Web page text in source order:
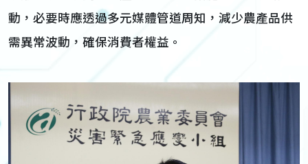
動，必要時應透過多元媒體管道周知，減少農產品供
需異常波動，確保消費者權益。